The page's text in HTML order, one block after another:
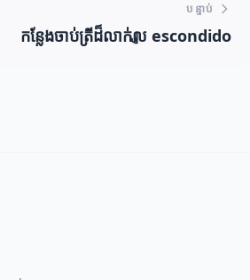
បន្ទាប់
កន្លែងចាប់ត្រីដ៏លាក់លျ escondido